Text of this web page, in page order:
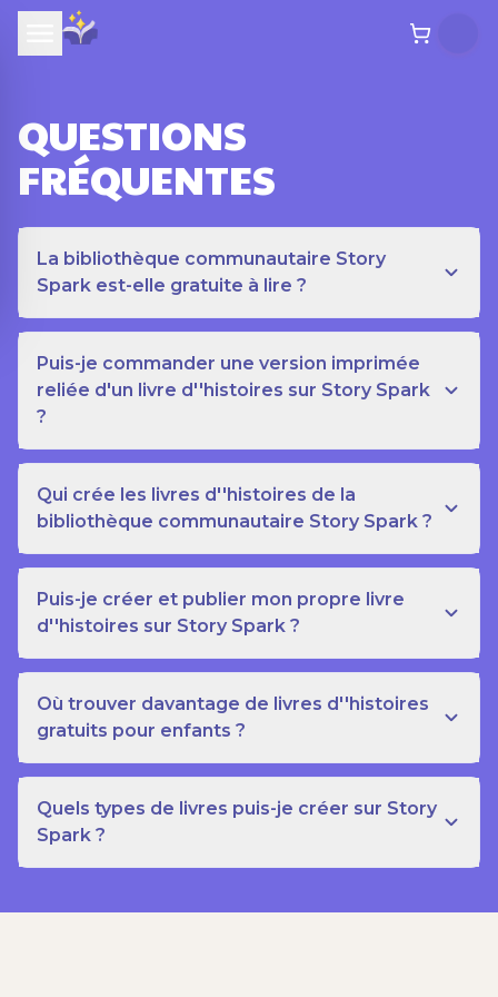
QUESTIONS
FRÉQUENTES
La bibliothèque communautaire Story
Spark est-elle gratuite à lire ?
Puis-je commander une version imprimée
reliée d'un livre d''histoires sur Story Spark
?
Qui crée les livres d''histoires de la
bibliothèque communautaire Story Spark ?
Puis-je créer et publier mon propre livre
d''histoires sur Story Spark ?
Où trouver davantage de livres d''histoires
gratuits pour enfants ?
Quels types de livres puis-je créer sur Story
Spark ?